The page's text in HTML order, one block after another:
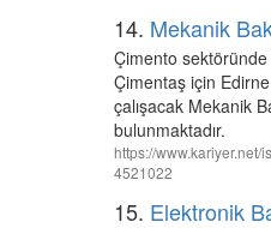
14. Mekanik
Çimento
Çimentaş için
çalışacak Mekanik
bulunmaktadır.
https://
4521022
15. Elektronik